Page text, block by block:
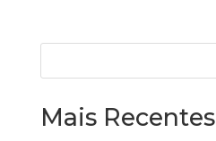
Mais Recentes